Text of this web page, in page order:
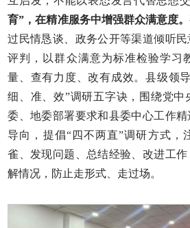
育”，在精准服务中增强群众满意度。
过民情恳谈、政务公开等渠道倾听
评判，以群众满意为标准检验学习
量、查有力度、改有成效。县级领
细、准、效”调研五字诀，围绕党中
委、地委部署要求和县委中心工作
导向，提倡“四不两直”调研方式，
雀、发现问题、总结经验、改进工
解情况，防止走形式、走过场。